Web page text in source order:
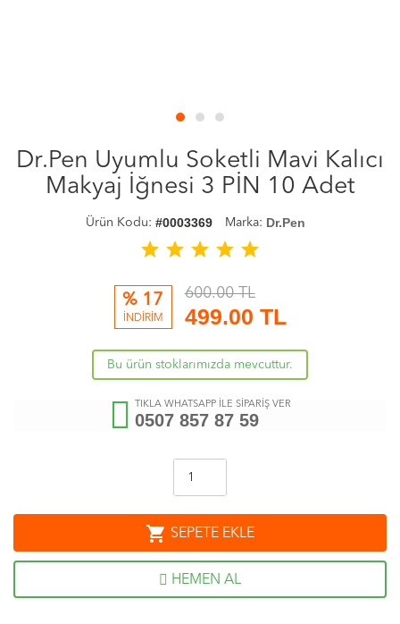
Dr.Pen Uyumlu Soketli Mavi Kalıcı
Makyaj İğnesi 3 PİN 10 Adet
Ürün Kodu: #0003369 Marka: Dr.Pen
star star star star star
% 17
İNDİRİM
600.00 TL
499.00 TL
Bu ürün stoklarımızda mevcuttur.
TIKLA WHATSAPP İLE SİPARİŞ VER
0507 857 87 59
shopping_cart SEPETE EKLE
HEMEN AL